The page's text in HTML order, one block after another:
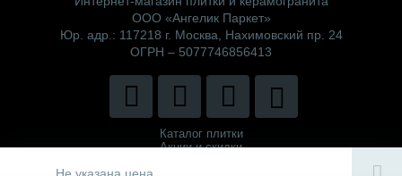
Не указана цена
ООО «Ангелик Паркет»
Юр. адр.: 117218 г. Москва, Нахимовский пр. 24
ОГРН – 5077746856413
Каталог плитки
Акции и скидки